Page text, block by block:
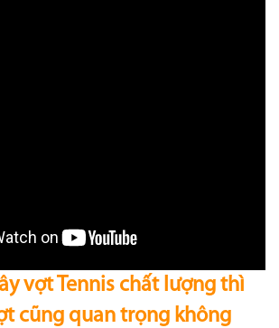
vợt Tennis chất lượng thì
cũng quan trọng không